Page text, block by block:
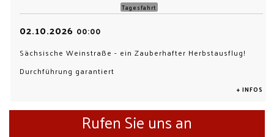
Tagesfahrt
02.10.2026 00:00
Sächsische Weinstraße - ein Zauberhafter Herbstausflug!
Durchführung garantiert
+ INFOS
Rufen Sie uns an